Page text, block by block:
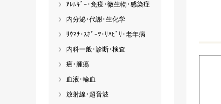
ｱﾚﾙｷﾞｰ･免疫･微生物･感染症
内分泌･代謝･生化学
ﾘｳﾏﾁ･ｽﾎﾟｰﾂ･ﾘﾊﾋﾞﾘ･老年病
内科一般･診断･検査
癌･腫瘍
血液･輸血
放射線･超音波